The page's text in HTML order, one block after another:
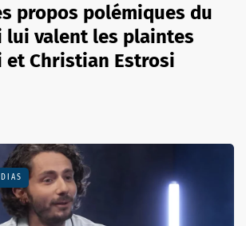
propos polémiques du
lui valent les plaintes
et Christian Estrosi